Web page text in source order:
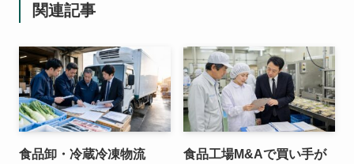
関連記事
食品卸・冷蔵冷凍物流
食品工場M&Aで買い手が